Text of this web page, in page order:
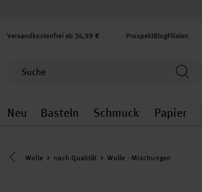
Versandkostenfrei ab 34,99 € ProspektBlogFilialen
Neu
Neu general.openMenu
Basteln
Basteln
Schmuck Papier
Eine Kategorie zurück navigieren
Wolle nach Qualität Wolle - Mischungen